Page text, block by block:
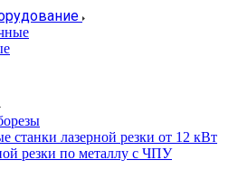
станки лазерной резки от 12 кВт
резки по металлу с ЧПУ